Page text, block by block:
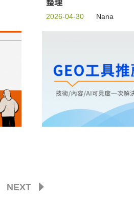
整理
2026-04-30 Nana
NEXT